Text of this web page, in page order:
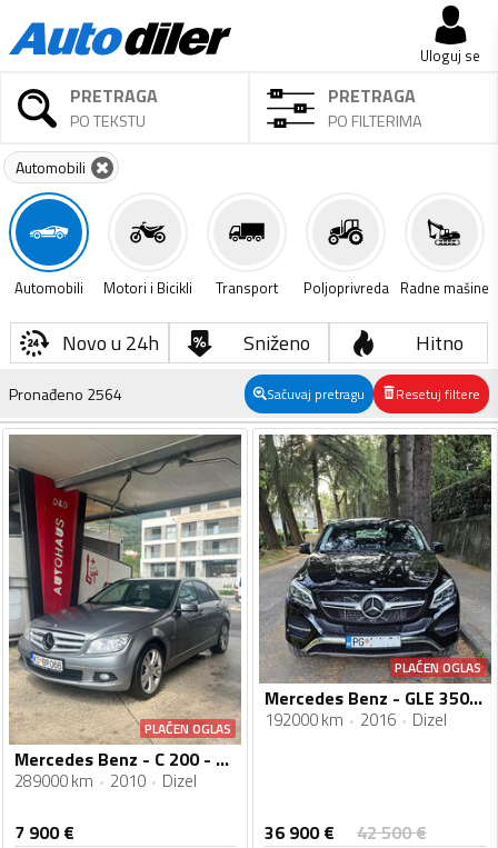
Uloguj se
PRETRAGA
PO TEKSTU
PRETRAGA
PO FILTERIMA
Automobili
Automobili Motori i Bicikli Transport Poljoprivreda Radne mašine
Novo u 24h Sniženo Hitno
Pronađeno 2564 Sačuvaj pretragu Resetuj filtere
PLAĆEN OGLAS
Mercedes Benz - C 200 - 2.2 CDI
289000 km 2010 Dizel
7 900€
PLAĆEN OGLAS
Mercedes Benz - GLE 350 - Coupe 4 Matic
192000 km 2016 Dizel
36 900€ 42 500€